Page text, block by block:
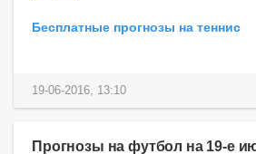
Бесплатные прогнозы на теннис
19-06-2016, 13:10
Прогнозы на футбол на 19-е